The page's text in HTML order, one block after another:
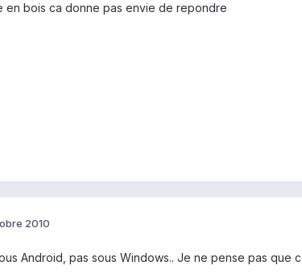
en bois ca donne pas envie de repondre
2010
Android, pas sous Windows.. Je ne pense pas que